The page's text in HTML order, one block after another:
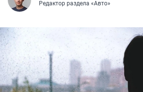
Редактор раздела «Авто»